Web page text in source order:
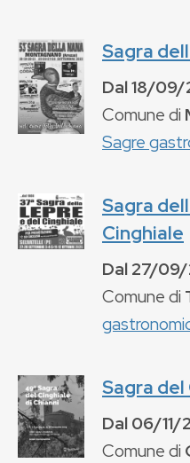
Sagra
Dal18/09/
Comune di
Sagre
Sagra
Cinghiale
Dal27/
Comune di
Sagra del
Dal06/11/
Comune di